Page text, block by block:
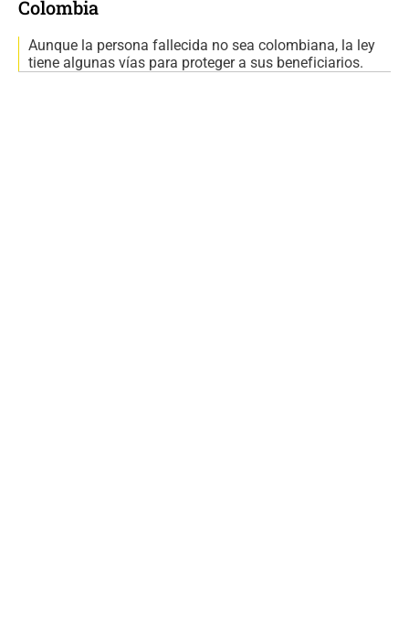
Colombia
Aunque la persona fallecida no sea colombiana, la ley
tiene algunas vías para proteger a sus beneficiarios.